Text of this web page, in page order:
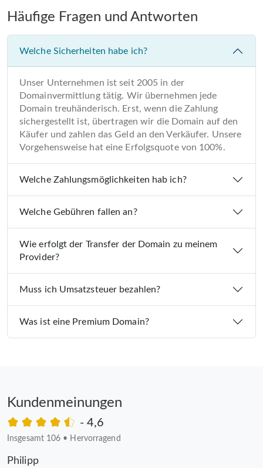
Häufige Fragen und Antworten
Welche Sicherheiten habe ich?
Unser Unternehmen ist seit 2005 in der
Domainvermittlung tätig. Wir übernehmen jede
Domain treuhänderisch. Erst, wenn die Zahlung
sichergestellt ist, übertragen wir die Domain auf den
Käufer und zahlen das Geld an den Verkäufer. Unsere
Vorgehensweise hat eine Erfolgsquote von 100%.
Welche Zahlungsmöglichkeiten hab ich?
Welche Gebühren fallen an?
Wie erfolgt der Transfer der Domain zu meinem
Provider?
Muss ich Umsatzsteuer bezahlen?
Was ist eine Premium Domain?
Kundenmeinungen
- 4,6
Insgesamt 106 • Hervorragend
Philipp